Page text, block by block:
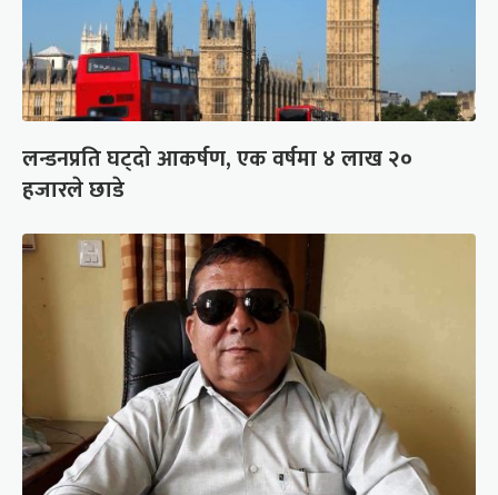
लन्डनप्रति घट्दो आकर्षण, एक वर्षमा ४ लाख २०
हजारले छाडे